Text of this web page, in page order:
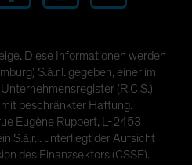
Diese Informationen werden
S.à.r.l. gegeben, einer im
(R.C.S.)
beschränkter Haftung.
Eugène Ruppert, L-2453
S.à.r.l. unterliegt der Aufsicht
des Finanzsektors (CSSF).